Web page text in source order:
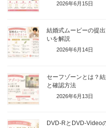
2026年6月15日
結婚式ムービーの提
いを解説
2026年6月14日
セーフゾーンとは？
と確認方法
2026年6月13日
DVD-RとDVD-Video